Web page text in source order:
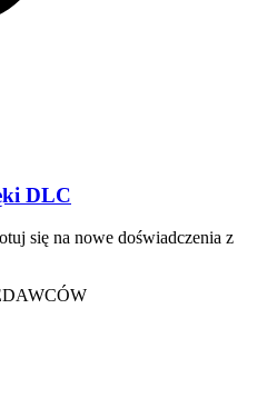
DLC
się na nowe doświadczenia z